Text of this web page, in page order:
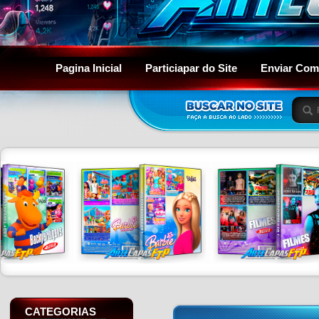
Pagina Inicial Particiapar do Site Enviar
CATEGORIAS